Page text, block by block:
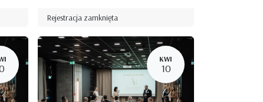
Rejestracja zamknięta
KWI
10